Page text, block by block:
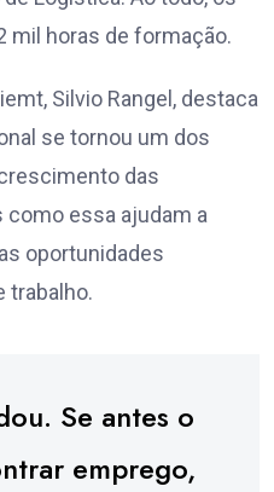
mil horas de formação.
Silvio Rangel, destaca
se tornou um dos
das
essa ajudam a
oportunidades
trabalho.
Se antes o
emprego,